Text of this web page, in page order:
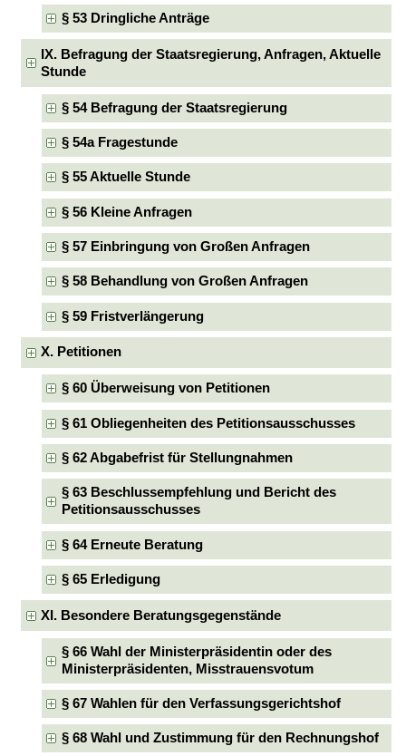
§ 53 Dringliche Anträge
IX. Befragung der Staatsregierung, Anfragen, Aktuelle
Stunde
§ 54 Befragung der Staatsregierung
§ 54a Fragestunde
§ 55 Aktuelle Stunde
§ 56 Kleine Anfragen
§ 57 Einbringung von Großen Anfragen
§ 58 Behandlung von Großen Anfragen
§ 59 Fristverlängerung
X. Petitionen
§ 60 Überweisung von Petitionen
§ 61 Obliegenheiten des Petitionsausschusses
§ 62 Abgabefrist für Stellungnahmen
§ 63 Beschlussempfehlung und Bericht des
Petitionsausschusses
§ 64 Erneute Beratung
§ 65 Erledigung
XI. Besondere Beratungsgegenstände
§ 66 Wahl der Ministerpräsidentin oder des
Ministerpräsidenten, Misstrauensvotum
§ 67 Wahlen für den Verfassungsgerichtshof
§ 68 Wahl und Zustimmung für den Rechnungshof